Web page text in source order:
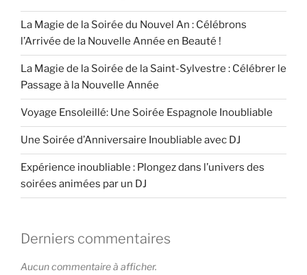
La Magie de la Soirée du Nouvel An : Célébrons
l’Arrivée de la Nouvelle Année en Beauté !
La Magie de la Soirée de la Saint-Sylvestre : Célébrer le
Passage à la Nouvelle Année
Voyage Ensoleillé: Une Soirée Espagnole Inoubliable
Une Soirée d’Anniversaire Inoubliable avec DJ
Expérience inoubliable : Plongez dans l’univers des
soirées animées par un DJ
Derniers commentaires
Aucun commentaire à afficher.